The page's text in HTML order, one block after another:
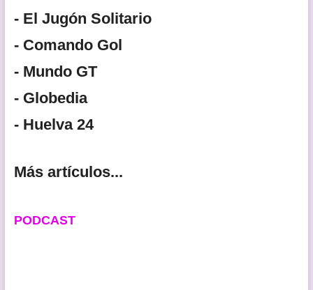
- El Jugón Solitario
- Comando Gol
- Mundo GT
- Globedia
- Huelva 24
Más artículos...
PODCAST